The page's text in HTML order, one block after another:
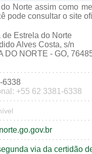
Norte assim como
pode consultar o site
de Estrela do Norte
Alves Costa, s/n
DO NORTE - GO,
6338
+55 62 3381-6338
via da certidão